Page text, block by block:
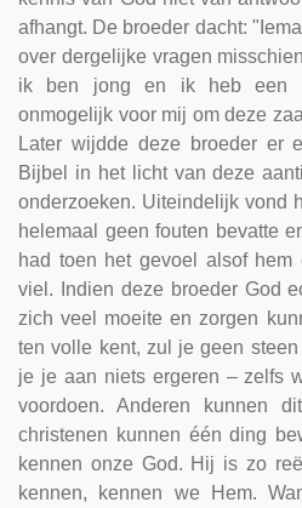
afhangt. De broeder dacht:
over dergelijke vragen
ik ben jong en ik heb een
onmogelijk voor mij om deze
Later wijdde deze broeder er
Bijbel in het licht van deze
onderzoeken. Uiteindelijk vond
helemaal geen fouten bevatte
had toen het gevoel alsof
viel. Indien deze broeder God
zich veel moeite en zorgen
ten volle kent, zul je geen
je je aan niets ergeren – zelfs
voordoen. Anderen kunnen
christenen kunnen één ding
kennen onze God. Hij is zo
kennen, kennen we Hem.